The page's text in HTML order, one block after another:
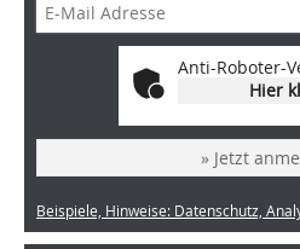
Anti-Roboter-
Hier
» Jetzt
Beispiele, Hinweise: Datenschutz,